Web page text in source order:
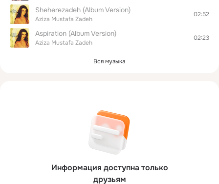
Sheherezadeh (Album Version)
Aziza Mustafa Zadeh
02:52
Aspiration (Album Version)
Aziza Mustafa Zadeh
02:23
Вся музыка
Информация доступна только
друзьям